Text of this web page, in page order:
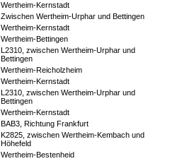
Wertheim-Kernstadt
Zwischen Wertheim-Urphar und Bettingen
Wertheim-Kernstadt
Wertheim-Bettingen
L2310, zwischen Wertheim-Urphar und
Bettingen
Wertheim-Reicholzheim
Wertheim-Kernstadt
L2310, zwischen Wertheim-Urphar und
Bettingen
Wertheim-Kernstadt
BAB3, Richtung Frankfurt
K2825, zwischen Wertheim-Kembach und
Höhefeld
Wertheim-Bestenheid